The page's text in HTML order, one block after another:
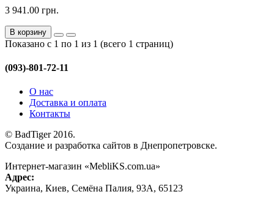
3 941.00 грн.
В корзину
Показано с 1 по 1 из 1 (всего 1 страниц)
(093)-801-72-11
О нас
Доставка и оплата
Контакты
© BadTiger 2016.
Создание и разработка сайтов в Днепропетровске.
Интернет-магазин «MebliKS.com.ua»
Адрес:
Украина, Киев, Семёна Палия, 93А, 65123